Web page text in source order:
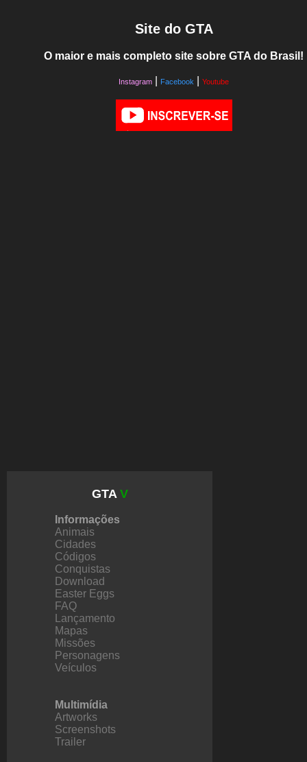
Site do GTA
O maior e mais completo site sobre GTA do Brasil!
Instagram Facebook Youtube
GTA V
Informações
Animais
Cidades
Códigos
Conquistas
Download
Easter Eggs
FAQ
Lançamento
Mapas
Missões
Personagens
Veículos
Multimídia
Artworks
Screenshots
Trailer